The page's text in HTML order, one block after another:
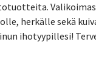
herkälle sekä
ihotyypillesi!